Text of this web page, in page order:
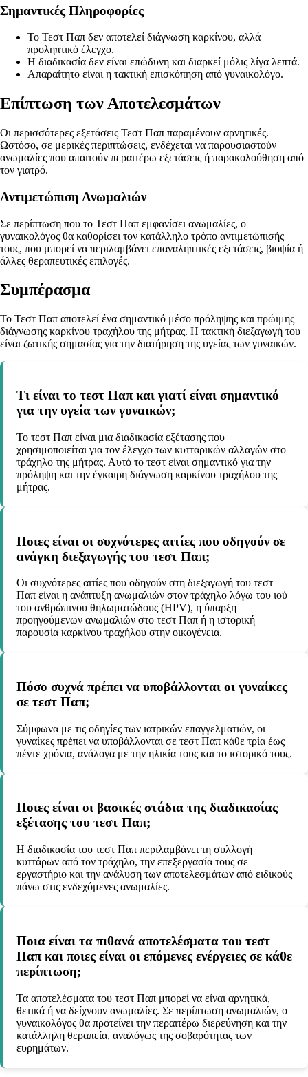
Σημαντικές Πληροφορίες
Το Τεστ Παπ δεν αποτελεί διάγνωση καρκίνου, αλλά
προληπτικό έλεγχο.
Η διαδικασία δεν είναι επώδυνη και διαρκεί μόλις λίγα λεπτά.
Απαραίτητο είναι η τακτική επισκόπηση από γυναικολόγο.
Επίπτωση των Αποτελεσμάτων
Οι περισσότερες εξετάσεις Τεστ Παπ παραμένουν αρνητικές.
Ωστόσο, σε μερικές περιπτώσεις, ενδέχεται να παρουσιαστούν
ανωμαλίες που απαιτούν περαιτέρω εξετάσεις ή παρακολούθηση από
τον γιατρό.
Αντιμετώπιση Ανωμαλιών
Σε περίπτωση που το Τεστ Παπ εμφανίσει ανωμαλίες, ο
γυναικολόγος θα καθορίσει τον κατάλληλο τρόπο αντιμετώπισής
τους, που μπορεί να περιλαμβάνει επαναληπτικές εξετάσεις, βιοψία ή
άλλες θεραπευτικές επιλογές.
Συμπέρασμα
Το Τεστ Παπ αποτελεί ένα σημαντικό μέσο πρόληψης και πρώιμης
διάγνωσης καρκίνου τραχήλου της μήτρας. Η τακτική διεξαγωγή του
είναι ζωτικής σημασίας για την διατήρηση της υγείας των γυναικών.
Τι είναι το τεστ Παπ και γιατί είναι σημαντικό
για την υγεία των γυναικών;
Το τεστ Παπ είναι μια διαδικασία εξέτασης που
χρησιμοποιείται για τον έλεγχο των κυτταρικών αλλαγών στο
τράχηλο της μήτρας. Αυτό το τεστ είναι σημαντικό για την
πρόληψη και την έγκαιρη διάγνωση καρκίνου τραχήλου της
μήτρας.
Ποιες είναι οι συχνότερες αιτίες που οδηγούν σε
ανάγκη διεξαγωγής του τεστ Παπ;
Οι συχνότερες αιτίες που οδηγούν στη διεξαγωγή του τεστ
Παπ είναι η ανάπτυξη ανωμαλιών στον τράχηλο λόγω του ιού
του ανθρώπινου θηλωματώδους (HPV), η ύπαρξη
προηγούμενων ανωμαλιών στο τεστ Παπ ή η ιστορική
παρουσία καρκίνου τραχήλου στην οικογένεια.
Πόσο συχνά πρέπει να υποβάλλονται οι γυναίκες
σε τεστ Παπ;
Σύμφωνα με τις οδηγίες των ιατρικών επαγγελματιών, οι
γυναίκες πρέπει να υποβάλλονται σε τεστ Παπ κάθε τρία έως
πέντε χρόνια, ανάλογα με την ηλικία τους και το ιστορικό τους.
Ποιες είναι οι βασικές στάδια της διαδικασίας
εξέτασης του τεστ Παπ;
Η διαδικασία του τεστ Παπ περιλαμβάνει τη συλλογή
κυττάρων από τον τράχηλο, την επεξεργασία τους σε
εργαστήριο και την ανάλυση των αποτελεσμάτων από ειδικούς
πάνω στις ενδεχόμενες ανωμαλίες.
Ποια είναι τα πιθανά αποτελέσματα του τεστ
Παπ και ποιες είναι οι επόμενες ενέργειες σε κάθε
περίπτωση;
Τα αποτελέσματα του τεστ Παπ μπορεί να είναι αρνητικά,
θετικά ή να δείχνουν ανωμαλίες. Σε περίπτωση ανωμαλιών, ο
γυναικολόγος θα προτείνει την περαιτέρω διερεύνηση και την
κατάλληλη θεραπεία, αναλόγως της σοβαρότητας των
ευρημάτων.